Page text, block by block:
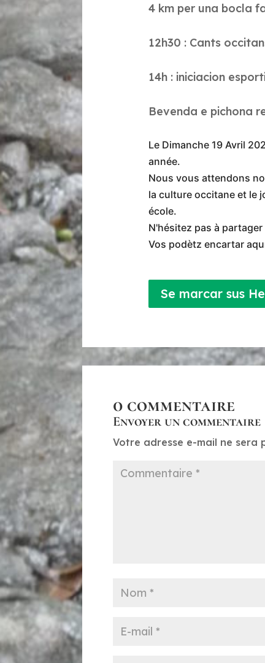
4 km per una bocla
12h30 : Cants
14h : iniciacion
Bevenda e pichona
Le Dimanche 19 Avril
année.
Nous vous attendons
la culture occitane et le
école.
N'hésitez pas à
Vos podètz encartar
Se marcar sus
0 commentaire
Envoyer un commentaire
Votre adresse e-mail ne sera